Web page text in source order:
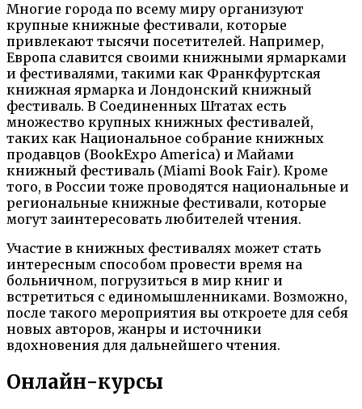
Многие города по всему миру организуют
крупные книжные фестивали, которые
привлекают тысячи посетителей. Например,
Европа славится своими книжными ярмарками
и фестивалями, такими как Франкфуртская
книжная ярмарка и Лондонский книжный
фестиваль. В Соединенных Штатах есть
множество крупных книжных фестивалей,
таких как Национальное собрание книжных
продавцов (BookExpo America) и Майами
книжный фестиваль (Miami Book Fair). Кроме
того, в России тоже проводятся национальные и
региональные книжные фестивали, которые
могут заинтересовать любителей чтения.
Участие в книжных фестивалях может стать
интересным способом провести время на
больничном, погрузиться в мир книг и
встретиться с единомышленниками. Возможно,
после такого мероприятия вы откроете для себя
новых авторов, жанры и источники
вдохновения для дальнейшего чтения.
Онлайн-курсы